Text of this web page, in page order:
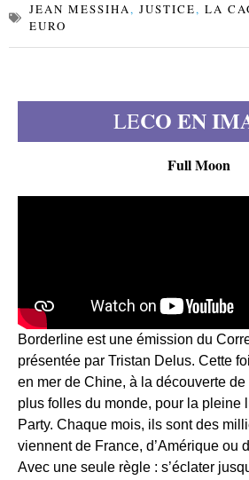
JEAN MESSIHA, JUSTICE, LA
EURO
LECO EN
Full Moon
Borderline est une émission du
présentée par Tristan Delus. Cette
en mer de Chine, à la découverte de
plus folles du monde, pour la pleine
Party. Chaque mois, ils sont des
viennent de France, d’Amérique ou
Avec une seule règle : s’éclater